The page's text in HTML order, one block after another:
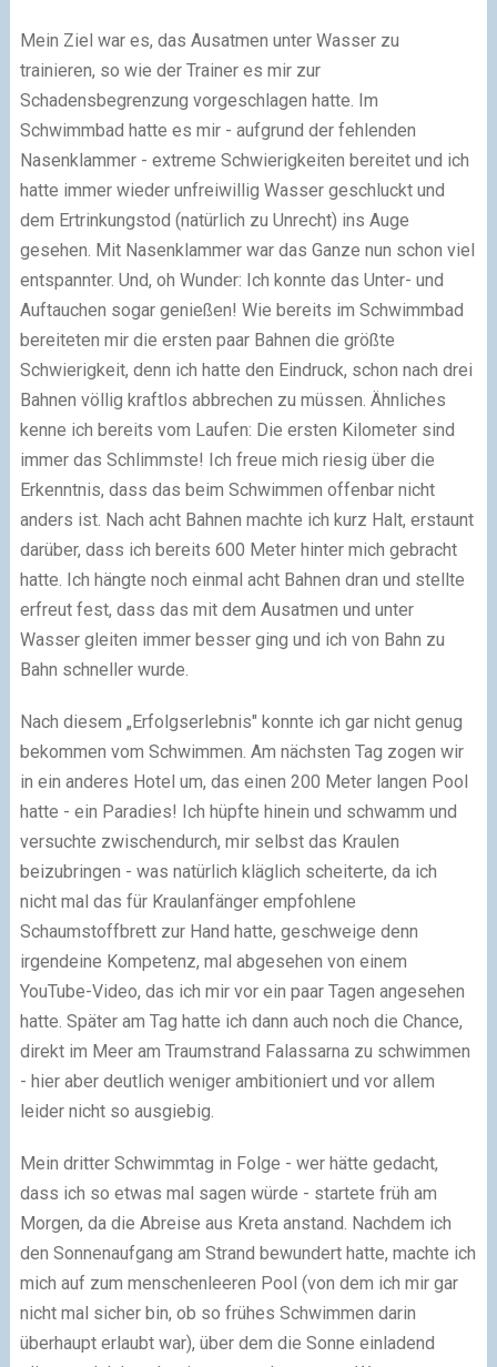
Mein Ziel war es, das Ausatmen unter Wasser zu
trainieren, so wie der Trainer es mir zur
Schadensbegrenzung vorgeschlagen hatte. Im
Schwimmbad hatte es mir - aufgrund der fehlenden
Nasenklammer - extreme Schwierigkeiten bereitet und ich
hatte immer wieder unfreiwillig Wasser geschluckt und
dem Ertrinkungstod (natürlich zu Unrecht) ins Auge
gesehen. Mit Nasenklammer war das Ganze nun schon viel
entspannter. Und, oh Wunder: Ich konnte das Unter- und
Auftauchen sogar genießen! Wie bereits im Schwimmbad
bereiteten mir die ersten paar Bahnen die größte
Schwierigkeit, denn ich hatte den Eindruck, schon nach drei
Bahnen völlig kraftlos abbrechen zu müssen. Ähnliches
kenne ich bereits vom Laufen: Die ersten Kilometer sind
immer das Schlimmste! Ich freue mich riesig über die
Erkenntnis, dass das beim Schwimmen offenbar nicht
anders ist. Nach acht Bahnen machte ich kurz Halt, erstaunt
darüber, dass ich bereits 600 Meter hinter mich gebracht
hatte. Ich hängte noch einmal acht Bahnen dran und stellte
erfreut fest, dass das mit dem Ausatmen und unter
Wasser gleiten immer besser ging und ich von Bahn zu
Bahn schneller wurde.
Nach diesem „Erfolgserlebnis" konnte ich gar nicht genug
bekommen vom Schwimmen. Am nächsten Tag zogen wir
in ein anderes Hotel um, das einen 200 Meter langen Pool
hatte - ein Paradies! Ich hüpfte hinein und schwamm und
versuchte zwischendurch, mir selbst das Kraulen
beizubringen - was natürlich kläglich scheiterte, da ich
nicht mal das für Kraulanfänger empfohlene
Schaumstoffbrett zur Hand hatte, geschweige denn
irgendeine Kompetenz, mal abgesehen von einem
YouTube-Video, das ich mir vor ein paar Tagen angesehen
hatte. Später am Tag hatte ich dann auch noch die Chance,
direkt im Meer am Traumstrand Falassarna zu schwimmen
- hier aber deutlich weniger ambitioniert und vor allem
leider nicht so ausgiebig.
Mein dritter Schwimmtag in Folge - wer hätte gedacht,
dass ich so etwas mal sagen würde - startete früh am
Morgen, da die Abreise aus Kreta anstand. Nachdem ich
den Sonnenaufgang am Strand bewundert hatte, machte ich
mich auf zum menschenleeren Pool (von dem ich mir gar
nicht mal sicher bin, ob so frühes Schwimmen darin
überhaupt erlaubt war), über dem die Sonne einladend